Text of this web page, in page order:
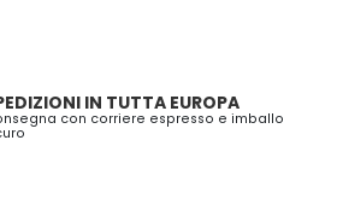
IN TUTTA EUROPA
con corriere espresso e imballo